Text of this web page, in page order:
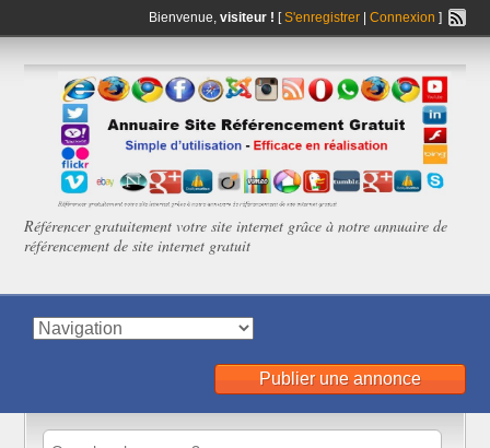
Bienvenue, visiteur ! [S'enregistrer| Connexion ]
Référencer gratuitement votre site internet grâce à notre annuaire de
référencement de site internet gratuit
Publier une annonce